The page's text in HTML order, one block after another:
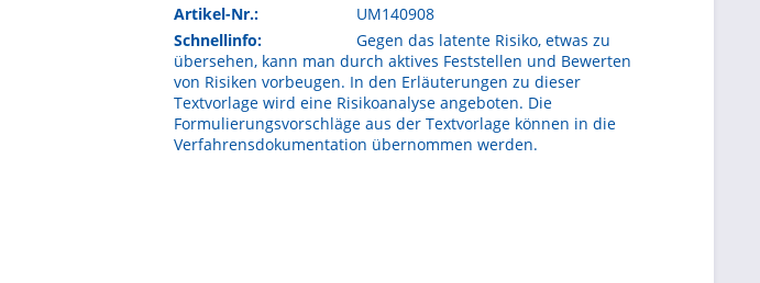
Artikel-Nr.:
UM140908
Schnellinfo:
Gegen das latente Risiko, etwas zu
übersehen, kann man durch aktives Feststellen und Bewerten
von Risiken vorbeugen. In den Erläuterungen zu dieser
Textvorlage wird eine Risikoanalyse angeboten. Die
Formulierungsvorschläge aus der Textvorlage können in die
Verfahrensdokumentation übernommen werden.